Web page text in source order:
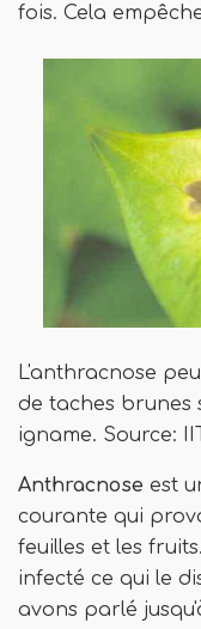
fois. Cela
L'anthracnose
de taches brunes
igname. Source:
Anthracnose est
courante qui
feuilles et les
infecté ce qui le
avons parlé